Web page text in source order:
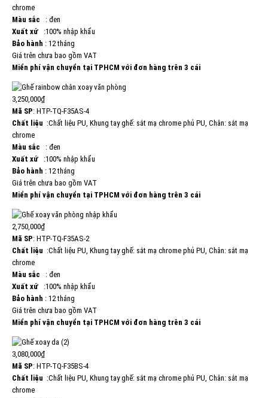
chrome
Màu sắc
: đen
Xuất xứ
:100% nhập khẩu
Bảo hành : 12 tháng
Giá trên chưa bao gồm VAT
Miển phí vận chuyển tại TPHCM với đơn hàng trên 3 cái
3,250,000₫
Mã SP: HTP-TQ-F35AS-4
Chất liệu :Chất liệu PU, Khung tay ghế: sắt mạ chrome phủ PU, Chân: sắt mạ
chrome
Màu sắc
: đen
Xuất xứ
:100% nhập khẩu
Bảo hành : 12 tháng
Giá trên chưa bao gồm VAT
Miển phí vận chuyển tại TPHCM với đơn hàng trên 3 cái
2,750,000₫
Mã SP: HTP-TQ-F35AS-2
Chất liệu :Chất liệu PU, Khung tay ghế: sắt mạ chrome phủ PU, Chân: sắt mạ
chrome
Màu sắc
: đen
Xuất xứ
:100% nhập khẩu
Bảo hành : 12 tháng
Giá trên chưa bao gồm VAT
Miển phí vận chuyển tại TPHCM với đơn hàng trên 3 cái
3,080,000₫
Mã SP: HTP-TQ-F35BS-4
Chất liệu :Chất liệu PU, Khung tay ghế: sắt mạ chrome phủ PU, Chân: sắt mạ
chrome